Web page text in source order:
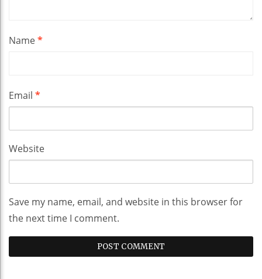
Name*
Email *
Website
Save my name, email, and website in this browser for
the next time I comment.